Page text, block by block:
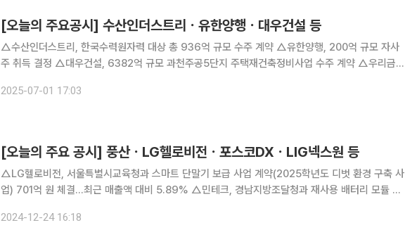
[오늘의 주요공시] 수산인더스트리ㆍ유한양행ㆍ대우건설 등
△수산인더스트리, 한국수력원자력 대상 총 936억 규모 수주 계약 △유한양행, 200억 규모 자사
주 취득 결정 △대우건설, 6382억 규모 과천주공5단지 주택재건축정비사업 수주 계약 △우리금융
대표이사 신규 선임 △한국쉘석유, 주당 2000원 현금배당 결정 △
2025-07-01 17:03
[오늘의 주요 공시] 풍산ㆍLG헬로비전ㆍ포스코DXㆍLIG넥스원 등
△LG헬로비전, 서울특별시교육청과 스마트 단말기 보급 사업 계약(2025학년도 디벗 환경 구축 사
업) 701억 원 체결…최근 매출액 대비 5.89% △민테크, 경남지방조달청과 재사용 배터리 모듈 진
용 엔진 판매공급계약 841억 원 체결…최근 매출액 대비 9
2024-12-24 16:18